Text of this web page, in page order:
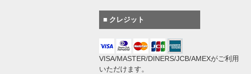
■ クレジット
VISA/MASTER/DINERS/JCB/AMEXがご利用
いただけます。